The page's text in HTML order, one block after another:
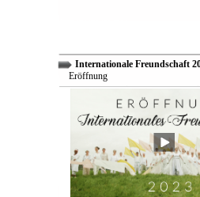
Internationale Freundschaft
Eröffnung